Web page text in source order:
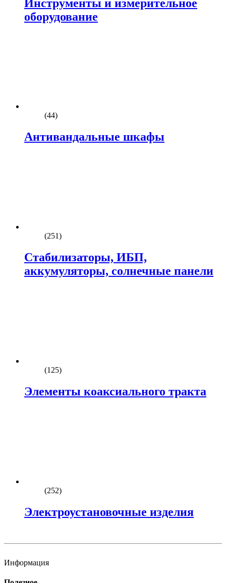
Инструменты и измерительное
оборудование
(44)
Антивандальные шкафы
(251)
Стабилизаторы, ИБП,
аккумуляторы, солнечные панели
(125)
Элементы коаксиального тракта
(252)
Электроустановочные изделия
Информация